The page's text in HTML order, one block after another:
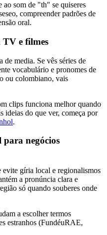
ao som de "th" se quiseres
compreender padrões de
oral.
TV e filmes
de media. Se vês séries de
vocabulário e pronomes de
ou colombiano, vais
clips funciona melhor quando
ideias do que ver, começa por
.
para negócios
gíria local e regionalismos
a pronúncia clara e
só quando souberes onde
a escolher termos
estranhos (FundéuRAE,